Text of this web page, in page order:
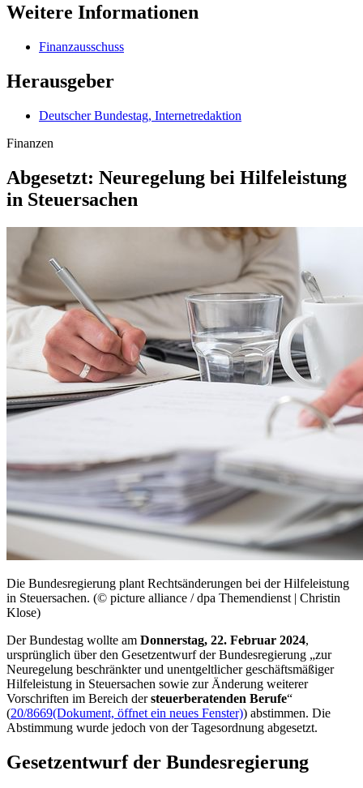
Weitere Informationen
Finanzausschuss
Herausgeber
Deutscher Bundestag, Internetredaktion
Finanzen
Abgesetzt: Neuregelung bei Hilfeleistung
in Steuersachen
Die Bundesregierung plant Rechtsänderungen bei der Hilfeleistung
in Steuersachen. (© picture alliance / dpa Themendienst | Christin
Klose)
Der Bundestag wollte am Donnerstag, 22. Februar 2024,
ursprünglich über den Gesetzentwurf der Bundesregierung „zur
Neuregelung beschränkter und unentgeltlicher geschäftsmäßiger
Hilfeleistung in Steuersachen sowie zur Änderung weiterer
Vorschriften im Bereich dersteuerberatenden Berufe“
(20/8669(Dokument, öffnet ein neues Fenster)) abstimmen. Die
Abstimmung wurde jedoch von der Tagesordnung abgesetzt.
Gesetzentwurf der Bundesregierung